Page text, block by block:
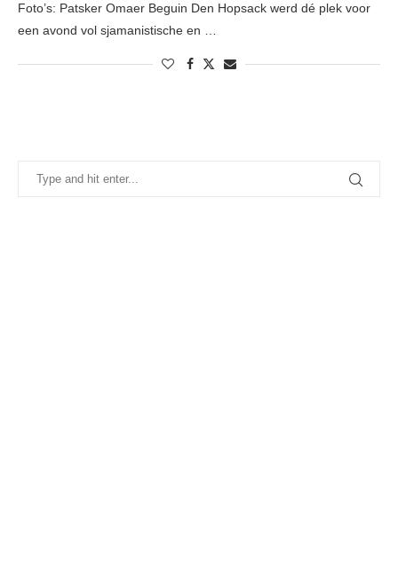
Foto’s: Patsker Omaer Beguin Den Hopsack werd dé plek voor
een avond vol sjamanistische en …